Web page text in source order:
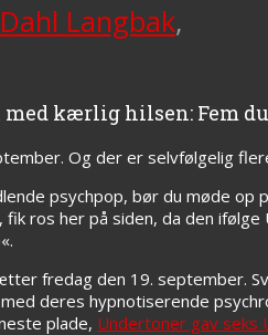
Langbak,
kærlig hilsen: Fem
Og der er selvfølgelig
psychpop, bør du møde
, fik ros her på siden, da den
fredag den 19. september.
deres hypnotiserende
plade, Undertoner gav seks